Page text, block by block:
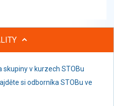
skupiny v kurzech STOBu
si odborníka STOBu ve